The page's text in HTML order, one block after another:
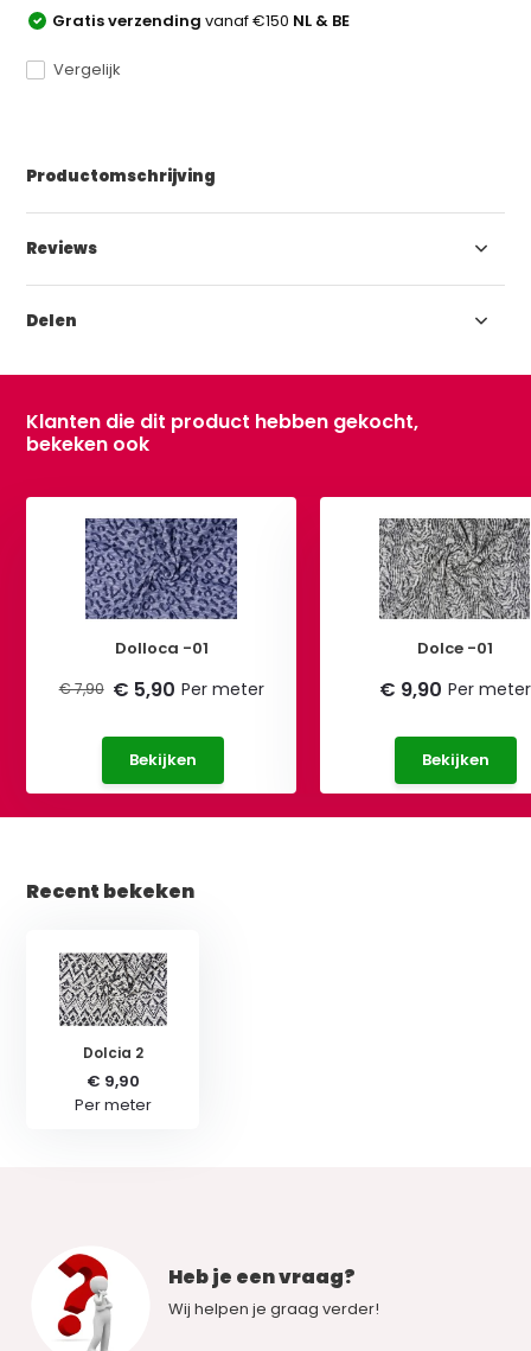
Gratis verzendingvanaf €150 NL & BE
Vergelijk
Productomschrijving
Reviews
Delen
Klanten die dit product hebben gekocht,
bekeken ook
Dolloca -01
€ 7,90 € 5,90 Per meter
Bekijken
Dolce -01
€ 9,90 Per meter
Bekijken
Recent bekeken
Dolcia 2
€ 9,90
Per meter
Heb je een vraag?
Wij helpen je graag verder!